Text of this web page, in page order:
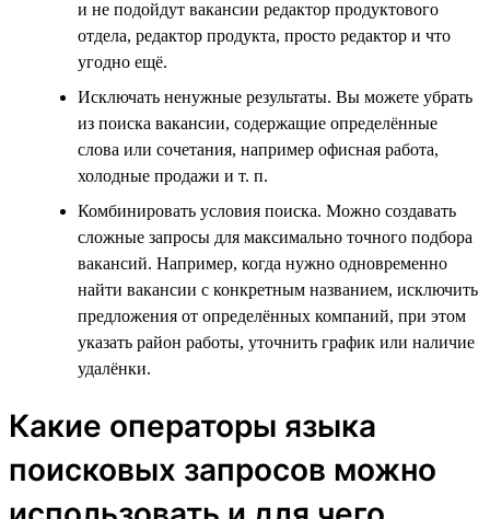
и не подойдут вакансии редактор продуктового
отдела, редактор продукта, просто редактор и что
угодно ещё.
Исключать ненужные результаты. Вы можете убрать
из поиска вакансии, содержащие определённые
слова или сочетания, например офисная работа,
холодные продажи и т. п.
Комбинировать условия поиска. Можно создавать
сложные запросы для максимально точного подбора
вакансий. Например, когда нужно одновременно
найти вакансии с конкретным названием, исключить
предложения от определённых компаний, при этом
указать район работы, уточнить график или наличие
удалёнки.
Какие операторы языка
поисковых запросов можно